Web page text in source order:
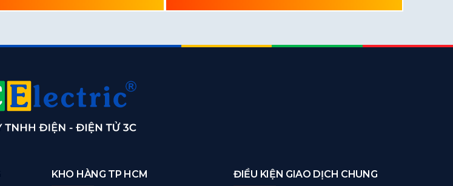
KHO HÀNG TP HCM ĐIỀU KIỆN GIAO DỊCH CHUNG